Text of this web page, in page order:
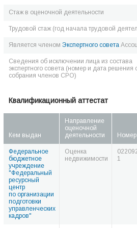
Стаж в оценочной деятельности
Трудовой стаж (год начала трудовой
Является членом Экспертного совета
Сведения об исключении лица из состава
экспертного совета (номер и дата решения
собрания членов СРО)
Квалификационный аттестат
Кем выдан
Направление
оценочной
деятельности
Номер
Федеральное
бюджетное
учреждение
"Федеральный
ресурсный
центр
по организации
подготовки
управленческих
кадров"
Оценка
недвижимости
1